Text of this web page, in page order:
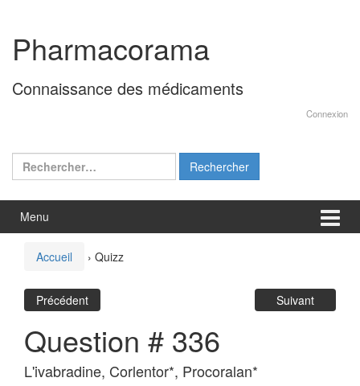
contenu
menu
principal
Pharmacorama
Connaissance des médicaments
Connexion
Rechercher :
Menu
Accueil › Quizz
Précédent Suivant
Question # 336
L'ivabradine, Corlentor*, Procoralan*